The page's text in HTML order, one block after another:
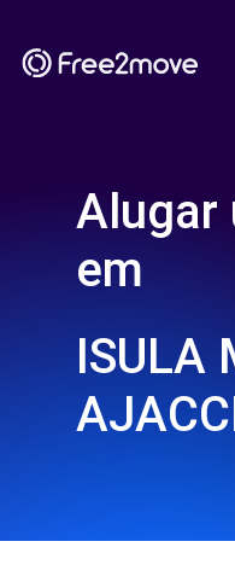
Alugar
em
ISULA